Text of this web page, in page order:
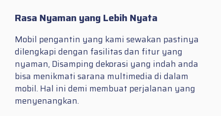
Rasa Nyaman yang Lebih Nyata
Mobil pengantin yang kami sewakan pastinya
dilengkapi dengan fasilitas dan fitur yang
nyaman, Disamping dekorasi yang indah anda
bisa menikmati sarana multimedia di dalam
mobil. Hal ini demi membuat perjalanan yang
menyenangkan.